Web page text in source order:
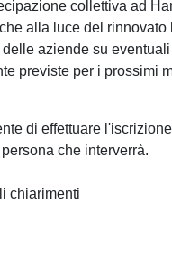
collettiva ad
alla luce del
aziende su
previste per i prossimi
di effettuare
che interverrà.
chiarimenti